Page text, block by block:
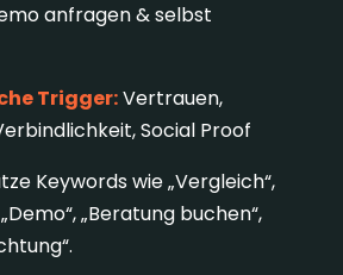
anfragen & selbst
Trigger:Vertrauen,
Social Proof
Keywords wie „Vergleich“,
„Beratung buchen“,